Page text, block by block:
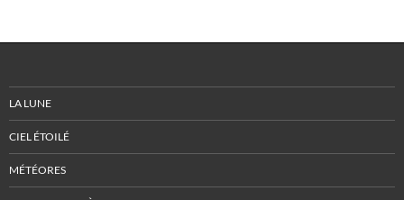
LA LUNE
CIEL ÉTOILÉ
MÉTÉORES